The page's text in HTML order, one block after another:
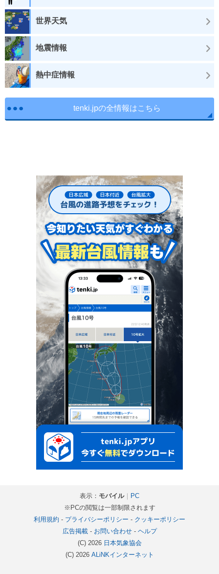
世界天気
地震情報
熱中症情報
tenki.jpの全情報はこちら
表示： モバイル｜ PC
※PCの閲覧は一部制限されます
利用規約 - プライバシーポリシー - クッキーポリシー
広告掲載- お問い合わせ- ヘルプ
(C) 2026 日本気象協会
(C) 2026 ALiNKインターネット